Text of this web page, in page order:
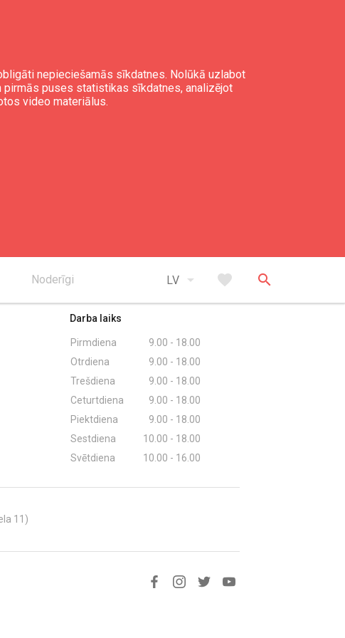
nepieciešamās sīkdatnes. Nolūkā uzlabot
pirmās puses statistikas sīkdatnes, analizējot
video materiālus.
Noderīgi LV arrow_drop_down favorite search
expand_less
Darba laiks
Pirmdiena
9.00 - 18.00
Otrdiena
9.00 - 18.00
Trešdiena
9.00 - 18.00
Ceturtdiena
9.00 - 18.00
Piektdiena
9.00 - 18.00
Sestdiena
10.00 - 18.00
Svētdiena
10.00 - 16.00
11)